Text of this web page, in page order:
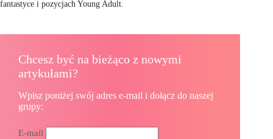
fantastyce i pozycjach Young Adult.
Chcesz być na bieżąco z nowymi
artykułami?
Wpisz poniżej swój adres e-mail i dołącz do naszej
grupy:
E-mail